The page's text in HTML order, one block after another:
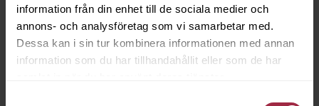
information från din enhet till de sociala medier och
annons- och analysföretag som vi samarbetar med.
Dessa kan i sin tur kombinera informationen med annan
information som du har tillhandahållit eller som de har